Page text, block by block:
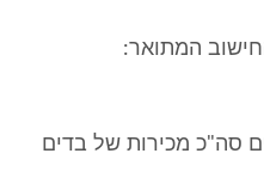
המתואר:
סה"כ מכירות של בדים